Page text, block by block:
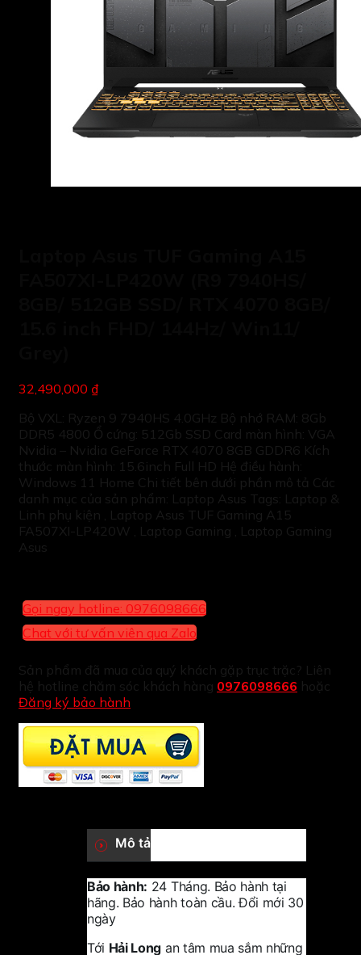
32,490,000 ₫
Bộ VXL: Ryzen 9 7940HS 4.0GHz Bộ nhớ RAM: 8Gb
DDR5 4800 Ổ cứng: 512Gb SSD Card màn hình: VGA
Nvidia – Nvidia GeForce RTX 4070 8GB GDDR6 Kích
thước màn hình: 15.6inch Full HD Hệ điều hành:
Windows 11 Home Chi tiết bên dưới phần mô tả Các
danh mục của sản phẩm: Laptop Asus Tags: Laptop &
Linh phụ kiện , Laptop Asus TUF Gaming A15
FA507XI-LP420W , Laptop Gaming , Laptop Gaming
Asus
Gọi ngay hotline: 0976098666
Chat với tư vấn viên qua Zalo
Sản phẩm đã mua của quý khách gặp trục trặc? Liên
hệ hotline chăm sóc khách hàng 0976098666 hoặc
Đăng ký bảo hành
Mô tả
Bảo hành: 24 Tháng. Bảo hành tại
hãng. Bảo hành toàn cầu. Đổi mới 30
ngày
Tới Hải Long an tâm mua sắm những